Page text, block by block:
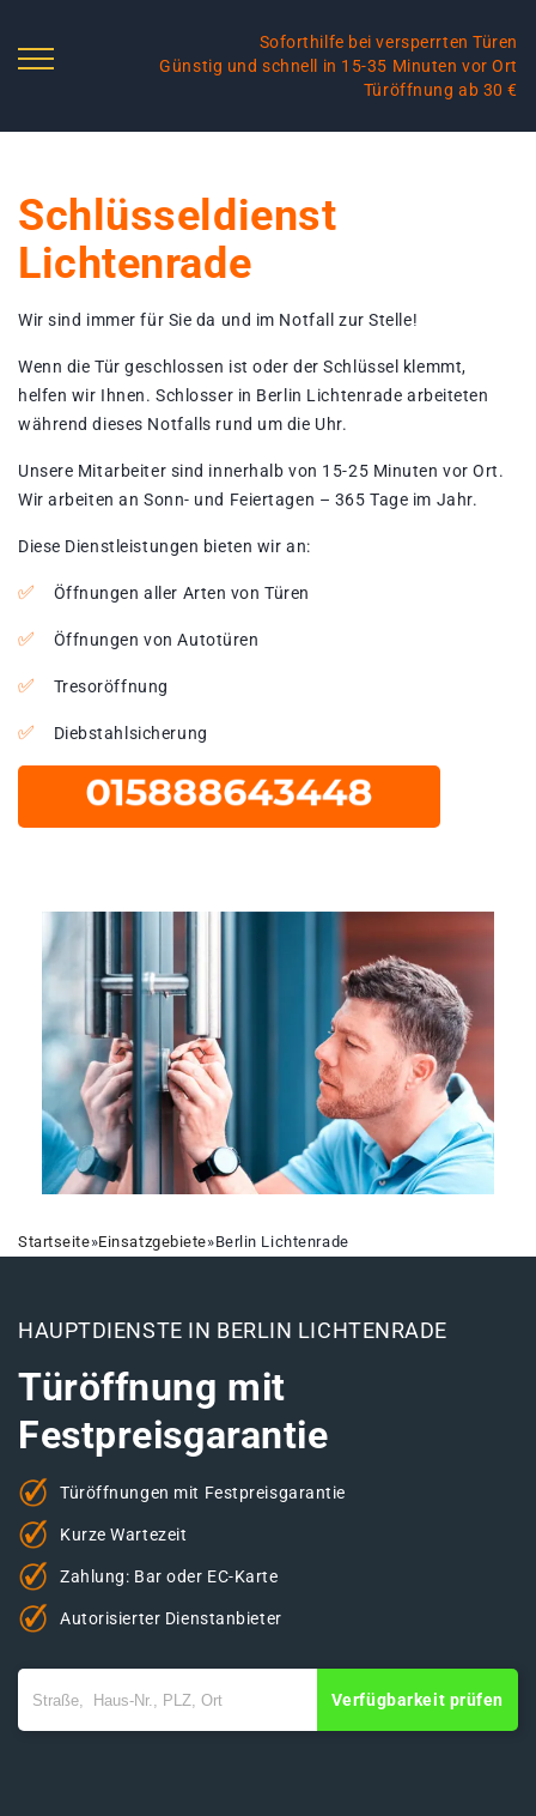
Soforthilfe bei versperrten Türen
Günstig und schnell in 15-35 Minuten vor Ort
Türöffnung ab 30 €
Schlüsseldienst
Lichtenrade
Wir sind immer für Sie da und im Notfall zur Stelle!
Wenn die Tür geschlossen ist oder der Schlüssel klemmt,
helfen wir Ihnen. Schlosser in Berlin Lichtenrade arbeiteten
während dieses Notfalls rund um die Uhr.
Unsere Mitarbeiter sind innerhalb von 15-25 Minuten vor Ort.
Wir arbeiten an Sonn- und Feiertagen – 365 Tage im Jahr.
Diese Dienstleistungen bieten wir an:
Öffnungen aller Arten von Türen
Öffnungen von Autotüren
Tresoröffnung
Diebstahlsicherung
Startseite»Einsatzgebiete»Berlin Lichtenrade
HAUPTDIENSTE IN BERLIN LICHTENRADE
Türöffnung mit
Festpreisgarantie
Türöffnungen mit Festpreisgarantie
Kurze Wartezeit
Zahlung: Bar oder EC-Karte
Autorisierter Dienstanbieter
Verfügbarkeit prüfen